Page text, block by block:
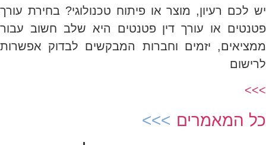
יש לכם רעיון, מוצר או פיתוח טכנולוגי? בחירת עורך
פטנטים או עורך דין פטנטים היא שלב חשוב עבור
ממציאים, יזמים וחברות המבקשים לבדוק אפשרות
לרישום
>>>
כל המאמרים